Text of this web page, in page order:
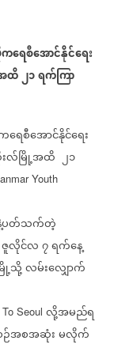
ရေစီအောင်နိုင်ရေး
ထိ၂၁ရက်ကြာ
ရေစီအောင်နိုင်ရေး
လ်မြို့အထိ ၂၁
Youth
နဲ့ပတ်သက်တဲ့
ဇူလိုင်လ၇ရက်နေ့
ြို့သို့လမ်းလျှောက်
Seoul လို့အမည်ရ
ဉ်အစအဆုံးမလိုက်